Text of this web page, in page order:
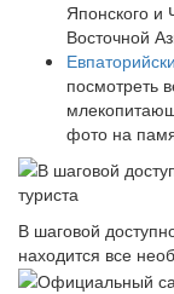
Японского и
Восточной
посмотреть
фото на
В шаговой
находится все